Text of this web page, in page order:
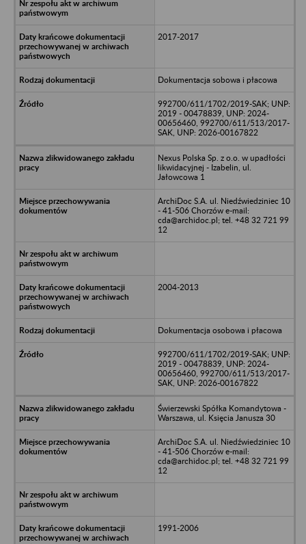
2017-2017
Dokumentacja sobowa i płacowa
992700/611/1702/2019-SAK; UNP:
2019 - 00478839, UNP: 2024-
00656460, 992700/611/513/2017-
SAK, UNP: 2026-00167822
Nexus Polska Sp. z o.o. w upadłości
likwidacyjnej - Izabelin, ul.
Jałowcowa 1
ArchiDoc S.A. ul. Niedźwiedziniec 10
- 41-506 Chorzów e-mail:
cda@archidoc.pl; tel. +48 32 721 99
12
2004-2013
Dokumentacja osobowa i płacowa
992700/611/1702/2019-SAK; UNP:
2019 - 00478839, UNP: 2024-
00656460, 992700/611/513/2017-
SAK, UNP: 2026-00167822
Świerzewski Spółka Komandytowa -
Warszawa, ul. Księcia Janusza 30
ArchiDoc S.A. ul. Niedźwiedziniec 10
- 41-506 Chorzów e-mail:
cda@archidoc.pl; tel. +48 32 721 99
12
1991-2006